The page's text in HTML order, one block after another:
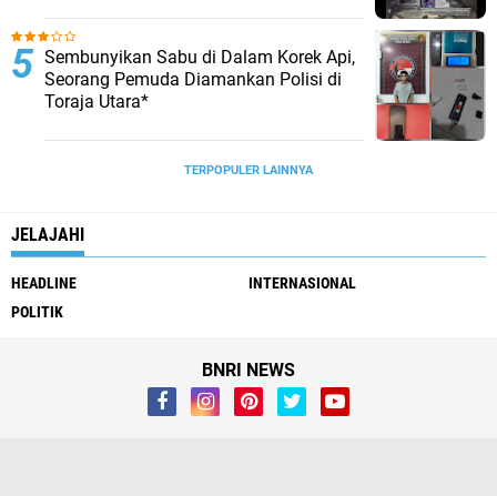
Sembunyikan Sabu di Dalam Korek Api,
Seorang Pemuda Diamankan Polisi di
Toraja Utara*
TERPOPULER LAINNYA
JELAJAHI
HEADLINE
INTERNASIONAL
POLITIK
BNRI NEWS